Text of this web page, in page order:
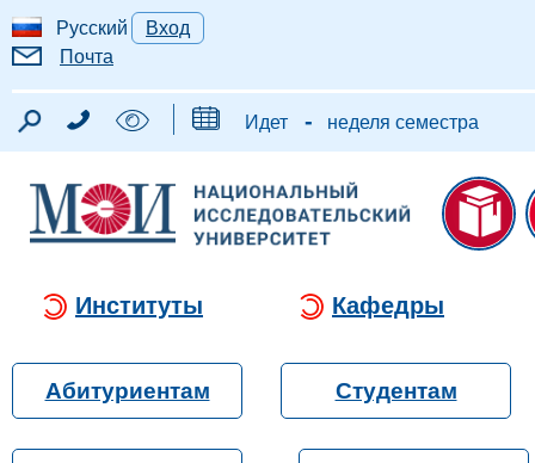
Русский
Вход
Почта
Идет - неделя семестра
Институты Кафедры
Абитуриентам Студентам